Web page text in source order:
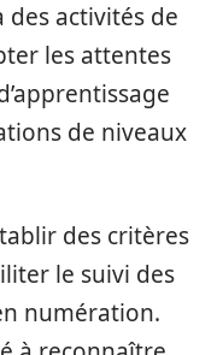
des activités de
les attentes
de niveaux
des critères
le suivi des
numération.